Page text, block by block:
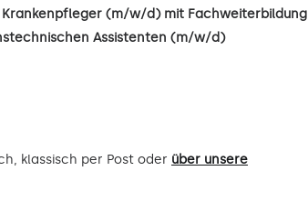
Krankenpfleger (m/w/d) mit Fachweiterbildung
Assistenten (m/w/d)
klassisch per Post oder über unsere